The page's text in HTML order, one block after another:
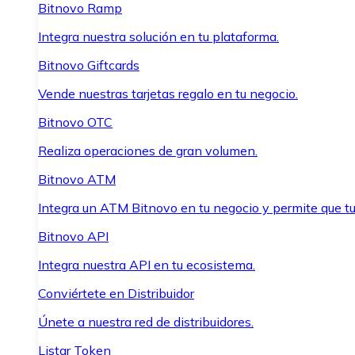
Bitnovo Ramp
Integra nuestra solución en tu plataforma.
Bitnovo Giftcards
Vende nuestras tarjetas regalo en tu negocio.
Bitnovo OTC
Realiza operaciones de gran volumen.
Bitnovo ATM
Integra un ATM Bitnovo en tu negocio y permite que
Bitnovo API
Integra nuestra API en tu ecosistema.
Conviértete en Distribuidor
Únete a nuestra red de distribuidores.
Listar Token